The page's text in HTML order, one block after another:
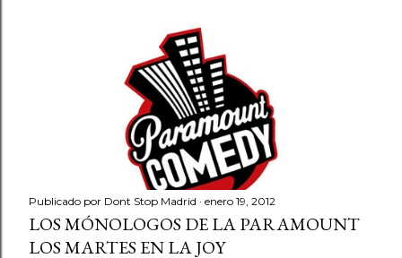
Publicado por Dont Stop Madrid enero 19, 2012
LOS MÓNOLOGOS DE LA PARAMOUNT
LOS MARTES EN LA JOY